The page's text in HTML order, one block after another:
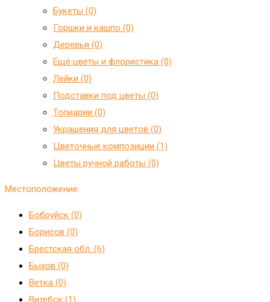
Букеты (0)
Горшки и кашпо (0)
Деревья (0)
Ещё цветы и флористика (0)
Лейки (0)
Подставки под цветы (0)
Топиарии (0)
Украшения для цветов (0)
Цветочные композиции (1)
Цветы ручной работы (0)
Местоположение
Бобруйск (0)
Борисов (0)
Брестская обл. (6)
Быхов (0)
Ветка (0)
Витебск (1)